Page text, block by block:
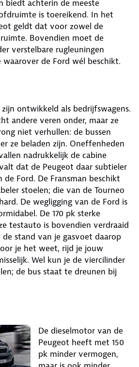
biedt achterin de meeste
is toereikend. In het
geldt dat voor zowel de
Bovendien moet de
verstelbare rugleuningen
de Ford wél beschikt.
ontwikkeld als bedrijfswagens.
andere veren onder, maar ze
niet verhullen: de bussen
ze beladen zijn. Oneffenheden
nadrukkelijk de cabine
dat de Peugeot daar subtieler
de Ford. De Fransman beschikt
stoelen; die van de Tourneo
De wegligging van de Ford is
De 170 pk sterke
testauto is bovendien verdraaid
de stand van je gasvoet daarop
je het weet, rijd je jouw
Wel kun je de viercilinder
de bus staat te dreunen bij
De dieselmotor van de
Peugeot heeft met 150
pk minder vermogen,